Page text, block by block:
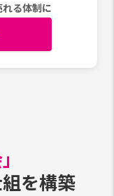
る体制に
を構築